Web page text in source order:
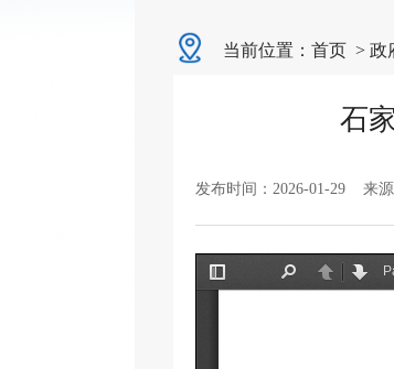
当前位置： 首页 > 政
石
发布时间：2026-01-29 来